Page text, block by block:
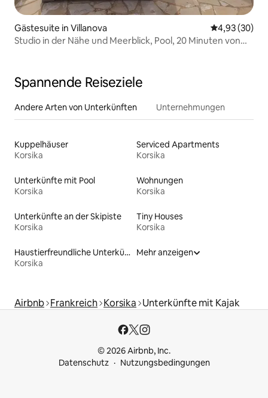
Gästesuite in Villanova
4,93 (30)
Studio in der Nähe und Meerblick, Pool, 20 Minuten von
Spannende Reiseziele
Andere Arten von Unterkünften Unternehmungen
Kuppelhäuser
Korsika
Serviced Apartments
Korsika
Unterkünfte mit Pool
Korsika
Wohnungen
Korsika
Unterkünfte an der Skipiste
Korsika
Tiny Houses
Korsika
Haustierfreundliche Unterkünfte
Korsika
Mehr anzeigen
Airbnb Frankreich Korsika Unterkünfte mit Kajak
© 2026 Airbnb, Inc.
Datenschutz
Nutzungsbedingungen